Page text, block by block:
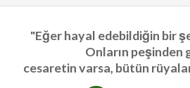
"Eğer hayal edebildiğin bir
Onların peşinden
cesaretin varsa, bütün